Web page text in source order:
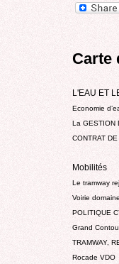
Carte
L'EAU ET
Economie
La GESTION
CONTRAT
Mobilités
Le tramway
Voirie
POLITIQUE
Grand
TRAMWAY,
Rocade VDO